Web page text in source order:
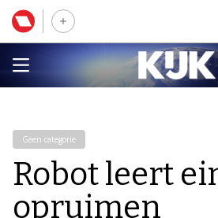
Geen categorie
Robot leert
opruimen